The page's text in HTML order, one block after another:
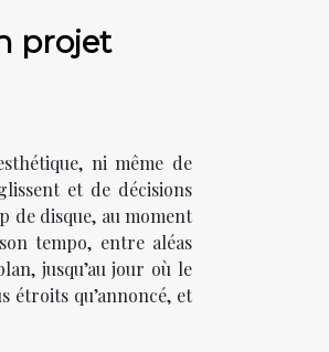
projet
ni même de
et de décisions
de disque, au moment
tempo, entre aléas
jusqu’au jour où le
étroits qu’annoncé, et